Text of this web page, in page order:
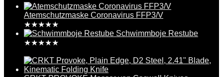
Atemschutzmaske Coronavirus FFP3/V
★★★★★
Schwimmboje Restube
★★★★★